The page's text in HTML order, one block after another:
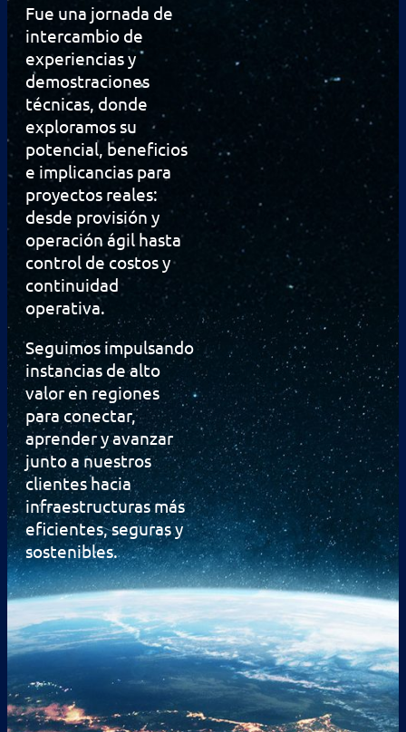
Fue una jornada de
intercambio de
experiencias y
demostraciones
técnicas, donde
exploramos su
potencial, beneficios
e implicancias para
proyectos reales:
desde provisión y
operación ágil hasta
control de costos y
continuidad
operativa.
Seguimos impulsando
instancias de alto
valor en regiones
para conectar,
aprender y avanzar
junto a nuestros
clientes hacia
infraestructuras más
eficientes, seguras y
sostenibles.